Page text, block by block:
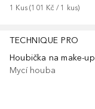
1 Kus (101 Kč / 1 kus)
TECHNIQUE PRO
Mycí houba